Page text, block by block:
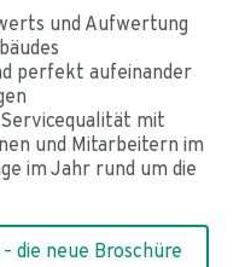
und Aufwertung
perfekt aufeinander
mit
und Mitarbeitern im
im Jahr rund um die
die neue Broschüre